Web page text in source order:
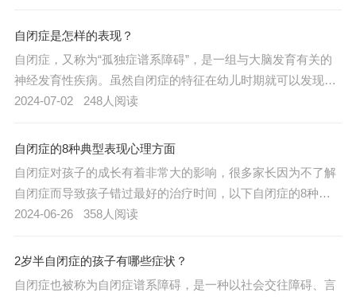
症孩子的八个特征，以及相应的应对策略。
自闭症是怎样的表现？
自闭症，又称为“孤独症谱系障碍”，是一组与大脑发育有关的
神经发育性疾病。虽然自闭症的特征在幼儿时期就可以发现，
但通常要到很久以后才能被诊断出来，以下是儿童自闭症的几
2024-07-02 248人阅读
自闭症的8种典型表现心理方面
自闭症对孩子的成长有着非常大的影响，很多家长因为不了解
自闭症而导致孩子错过最好的治疗时间，以下自闭症的8种典
型表现心理方面希望能够对家长有所帮助：
2024-06-26 358人阅读
2岁半自闭症的孩子有哪些症状？
自闭症也被称为自闭症谱系障碍，是一种以社会交往障碍、言